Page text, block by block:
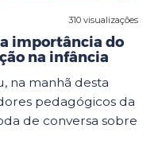
310 visualizações
importância do
na infância
na manhã desta
pedagógicos da
de conversa sobre